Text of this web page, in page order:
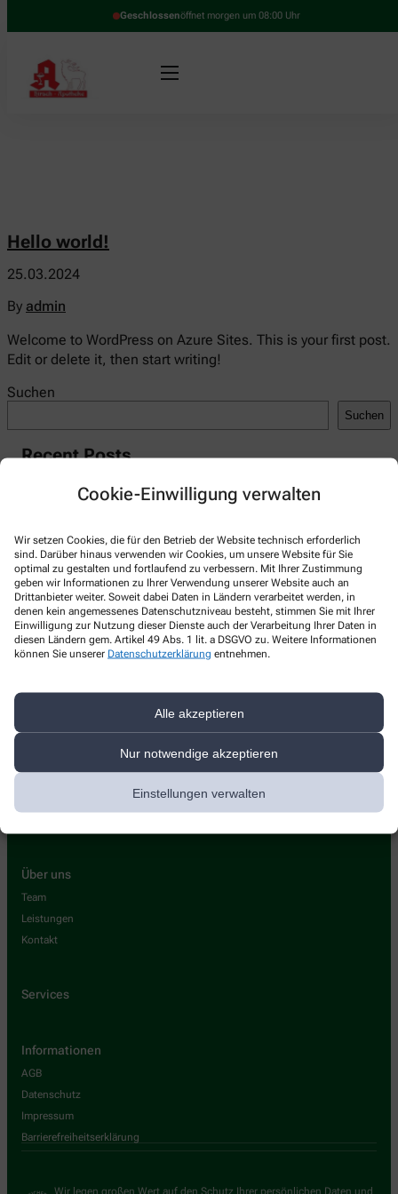
Cookie-Einwilligung verwalten
Wir setzen Cookies, die für den Betrieb der Website technisch erforderlich
sind. Darüber hinaus verwenden wir Cookies, um unsere Website für Sie
optimal zu gestalten und fortlaufend zu verbessern. Mit Ihrer Zustimmung
geben wir Informationen zu Ihrer Verwendung unserer Website auch an
Drittanbieter weiter. Soweit dabei Daten in Ländern verarbeitet werden, in
denen kein angemessenes Datenschutzniveau besteht, stimmen Sie mit Ihrer
Einwilligung zur Nutzung dieser Dienste auch der Verarbeitung Ihrer Daten in
diesen Ländern gem. Artikel 49 Abs. 1 lit. a DSGVO zu. Weitere Informationen
können Sie unserer Datenschutzerklärung entnehmen.
Alle akzeptieren
Nur notwendige akzeptieren
Einstellungen verwalten
Geschlossenöffnet morgen um 08:00 Uhr
Hello world!
25.03.2024
By admin
Welcome to WordPress on Azure Sites. This is your first post.
Edit or delete it, then start writing!
Suchen
Suchen
Recent Posts
Hello world!
A WordPress CommenterzuHello world!
Kontakt
Weißenberg
hirsch-apotheke-weissenberg@web.de
Über uns
Team
Leistungen
Kontakt
Services
Informationen
AGB
Datenschutz
Impressum
Barrierefreiheitserklärung